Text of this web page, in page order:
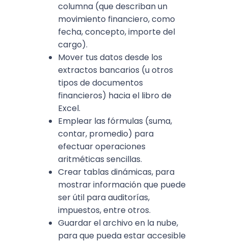
columna (que describan un
movimiento financiero, como
fecha, concepto, importe del
cargo).
Mover tus datos desde los
extractos bancarios (u otros
tipos de documentos
financieros) hacia el libro de
Excel.
Emplear las fórmulas (suma,
contar, promedio) para
efectuar operaciones
aritméticas sencillas.
Crear tablas dinámicas, para
mostrar información que puede
ser útil para auditorías,
impuestos, entre otros.
Guardar el archivo en la nube,
para que pueda estar accesible